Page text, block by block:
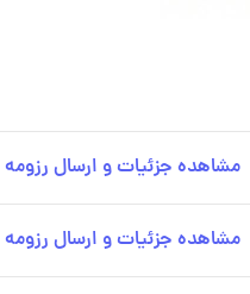
مشاهده جزئیات و ارسال رزومه
مشاهده جزئیات و ارسال رزومه